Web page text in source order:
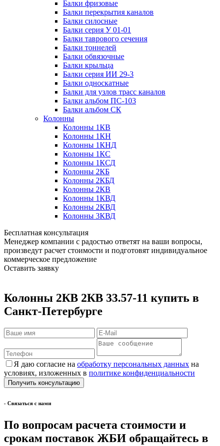
Балки фризовые
Балки перекрытия каналов
Балки силосные
Балки серия У 01-01
Балки таврового сечения
Балки тоннелей
Балки обвязочные
Балки крыльца
Балки серия ИИ 29-3
Балки односкатные
Балки для узлов трасс каналов
Балки альбом ПС-103
Балки альбом СК
Колонны
Колонны 1КВ
Колонны 1КН
Колонны 1КНД
Колонны 1КС
Колонны 1КСД
Колонны 2КБ
Колонны 2КБД
Колонны 2КВ
Колонны 1КВД
Колонны 2КВД
Колонны 3КВД
Бесплатная консультация
Менеджер компании с радостью ответят на ваши вопросы,
произведут расчет стоимости и подготовят индивидуальное
коммерческое предложение
Оставить заявку
Колонны 2КВ 2КВ 33.57-11 купить в
Санкт-Петербурге
Я даю согласие на обработку персональных данных на
условиях, изложенных в политике конфиденциальности
- Cвязаться с нами
По вопросам расчета стоимости и
срокам поставок ЖБИ обращайтесь в